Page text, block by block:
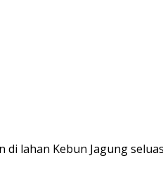
lahan Kebun Jagung